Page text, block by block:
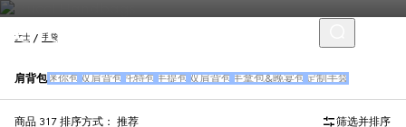
女士 手袋
肩背包迷你包 双肩背包 托特包 手提包 双肩背包 手拿包&晚宴包 定制手袋
商品 317 排序方式： 推荐 筛选并排序